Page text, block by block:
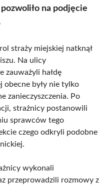
na podjęcie
straży miejskiej natknął
Na ulicy
zauważyli hałdę
obecne były nie tylko
zanieczyszczenia. Po
strażnicy postanowili
sprawców tego
czego odkryli podobne
wykonali
przeprowadzili rozmowy z